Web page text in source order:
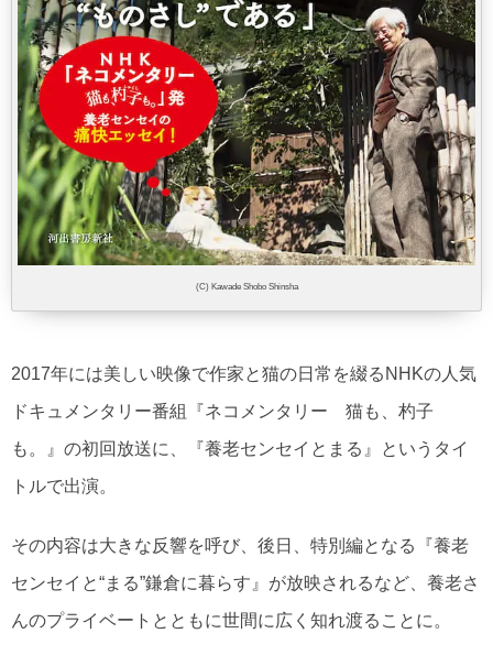
(C) Kawade Shobo Shinsha
2017年には美しい映像で作家と猫の日常を綴るNHKの人気
ドキュメンタリー番組『ネコメンタリー 猫も、杓子
も。』の初回放送に、『養老センセイとまる』というタイ
トルで出演。
その内容は大きな反響を呼び、後日、特別編となる『養老
センセイと“まる”鎌倉に暮らす』が放映されるなど、養老さ
んのプライベートとともに世間に広く知れ渡ることに。